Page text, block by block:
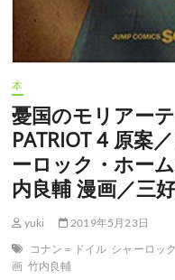
ク・
ホ
ー
シ
リ
ー
構
成
竹
良
輔
本
憂国のモリアー
PATRIOT 4 原案
ーロック・ホー
内良輔 漫画／三
yuki
2019年5月23日
コナン＝ドイル シャーロッ
画 竹内良輔